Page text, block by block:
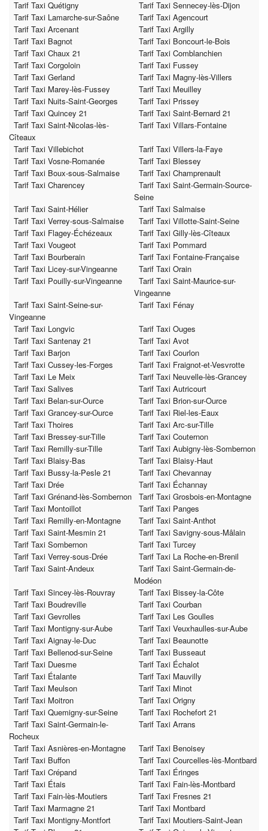
Tarif Taxi Quétigny
Tarif Taxi Sennecey-lès-Dijon
Tarif Taxi Lamarche-sur-Saône
Tarif Taxi Agencourt
Tarif Taxi Arcenant
Tarif Taxi Argilly
Tarif Taxi Bagnot
Tarif Taxi Boncourt-le-Bois
Tarif Taxi Chaux 21
Tarif Taxi Comblanchien
Tarif Taxi Corgoloin
Tarif Taxi Fussey
Tarif Taxi Gerland
Tarif Taxi Magny-lès-Villers
Tarif Taxi Marey-lès-Fussey
Tarif Taxi Meuilley
Tarif Taxi Nuits-Saint-Georges
Tarif Taxi Prissey
Tarif Taxi Quincey 21
Tarif Taxi Saint-Bernard 21
Tarif Taxi Saint-Nicolas-lès-
Cîteaux
Tarif Taxi Villars-Fontaine
Tarif Taxi Villebichot
Tarif Taxi Villers-la-Faye
Tarif Taxi Vosne-Romanée
Tarif Taxi Blessey
Tarif Taxi Boux-sous-Salmaise
Tarif Taxi Champrenault
Tarif Taxi Charencey
Tarif Taxi Saint-Germain-Source-
Seine
Tarif Taxi Saint-Hélier
Tarif Taxi Salmaise
Tarif Taxi Verrey-sous-Salmaise
Tarif Taxi Villotte-Saint-Seine
Tarif Taxi Flagey-Échézeaux
Tarif Taxi Gilly-lès-Cîteaux
Tarif Taxi Vougeot
Tarif Taxi Pommard
Tarif Taxi Bourberain
Tarif Taxi Fontaine-Française
Tarif Taxi Licey-sur-Vingeanne
Tarif Taxi Orain
Tarif Taxi Pouilly-sur-Vingeanne
Tarif Taxi Saint-Maurice-sur-
Vingeanne
Tarif Taxi Saint-Seine-sur-
Vingeanne
Tarif Taxi Fénay
Tarif Taxi Longvic
Tarif Taxi Ouges
Tarif Taxi Santenay 21
Tarif Taxi Avot
Tarif Taxi Barjon
Tarif Taxi Courlon
Tarif Taxi Cussey-les-Forges
Tarif Taxi Fraignot-et-Vesvrotte
Tarif Taxi Le Meix
Tarif Taxi Neuvelle-lès-Grancey
Tarif Taxi Salives
Tarif Taxi Autricourt
Tarif Taxi Belan-sur-Ource
Tarif Taxi Brion-sur-Ource
Tarif Taxi Grancey-sur-Ource
Tarif Taxi Riel-les-Eaux
Tarif Taxi Thoires
Tarif Taxi Arc-sur-Tille
Tarif Taxi Bressey-sur-Tille
Tarif Taxi Couternon
Tarif Taxi Remilly-sur-Tille
Tarif Taxi Aubigny-lès-Sombernon
Tarif Taxi Blaisy-Bas
Tarif Taxi Blaisy-Haut
Tarif Taxi Bussy-la-Pesle 21
Tarif Taxi Chevannay
Tarif Taxi Drée
Tarif Taxi Échannay
Tarif Taxi Grénand-lès-Sombernon
Tarif Taxi Grosbois-en-Montagne
Tarif Taxi Montoillot
Tarif Taxi Panges
Tarif Taxi Remilly-en-Montagne
Tarif Taxi Saint-Anthot
Tarif Taxi Saint-Mesmin 21
Tarif Taxi Savigny-sous-Mâlain
Tarif Taxi Sombernon
Tarif Taxi Turcey
Tarif Taxi Verrey-sous-Drée
Tarif Taxi La Roche-en-Brenil
Tarif Taxi Saint-Andeux
Tarif Taxi Saint-Germain-de-
Modéon
Tarif Taxi Sincey-lès-Rouvray
Tarif Taxi Bissey-la-Côte
Tarif Taxi Boudreville
Tarif Taxi Courban
Tarif Taxi Gevrolles
Tarif Taxi Les Goulles
Tarif Taxi Montigny-sur-Aube
Tarif Taxi Veuxhaulles-sur-Aube
Tarif Taxi Aignay-le-Duc
Tarif Taxi Beaunotte
Tarif Taxi Bellenod-sur-Seine
Tarif Taxi Busseaut
Tarif Taxi Duesme
Tarif Taxi Échalot
Tarif Taxi Étalante
Tarif Taxi Mauvilly
Tarif Taxi Meulson
Tarif Taxi Minot
Tarif Taxi Moitron
Tarif Taxi Origny
Tarif Taxi Quemigny-sur-Seine
Tarif Taxi Rochefort 21
Tarif Taxi Saint-Germain-le-
Rocheux
Tarif Taxi Arrans
Tarif Taxi Asnières-en-Montagne
Tarif Taxi Benoisey
Tarif Taxi Buffon
Tarif Taxi Courcelles-lès-Montbard
Tarif Taxi Crépand
Tarif Taxi Éringes
Tarif Taxi Étais
Tarif Taxi Fain-lès-Montbard
Tarif Taxi Fain-lès-Moutiers
Tarif Taxi Fresnes 21
Tarif Taxi Marmagne 21
Tarif Taxi Montbard
Tarif Taxi Montigny-Montfort
Tarif Taxi Moutiers-Saint-Jean